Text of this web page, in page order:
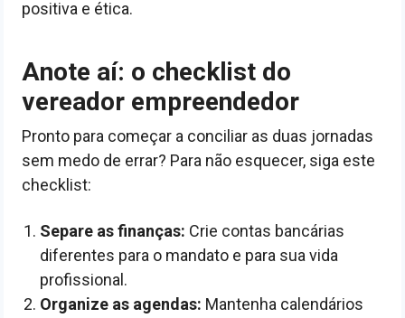
positiva e ética.
Anote aí: o checklist do
vereador empreendedor
Pronto para começar a conciliar as duas jornadas
sem medo de errar? Para não esquecer, siga este
checklist:
Separe as finanças: Crie contas bancárias
diferentes para o mandato e para sua vida
profissional.
Organize as agendas: Mantenha calendários